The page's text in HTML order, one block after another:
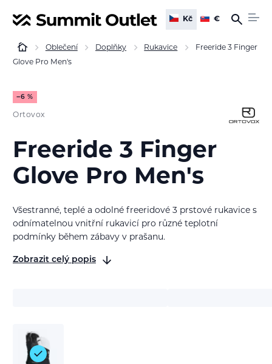
Kč €
Oblečení Doplňky Rukavice
Freeride 3 Finger
Glove Pro Men's
−6 %
Ortovox
Freeride 3 Finger
Glove Pro Men's
Všestranné, teplé a odolné freeridové 3 prstové rukavice s
odnímatelnou vnitřní rukavicí pro různé teplotní
podmínky během zábavy v prašanu.
Zobrazit celý popis